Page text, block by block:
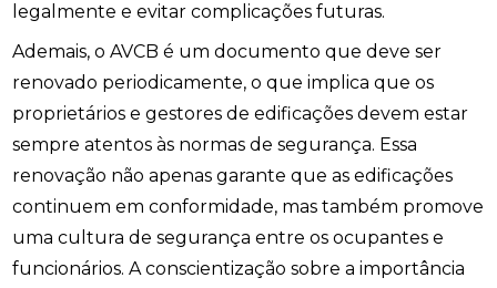
legalmente e evitar complicações futuras.
Ademais, o AVCB é um documento que deve ser
renovado periodicamente, o que implica que os
proprietários e gestores de edificações devem estar
sempre atentos às normas de segurança. Essa
renovação não apenas garante que as edificações
continuem em conformidade, mas também promove
uma cultura de segurança entre os ocupantes e
funcionários. A conscientização sobre a importância